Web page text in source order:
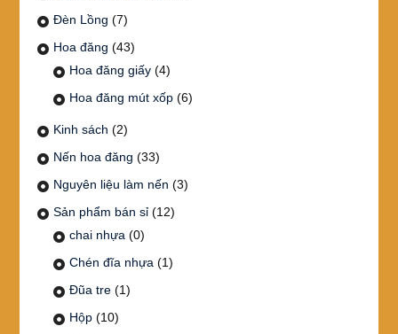
Đèn Lồng (7)
Hoa đăng (43)
Hoa đăng giấy (4)
Hoa đăng mút xốp (6)
Kinh sách (2)
Nến hoa đăng (33)
Nguyên liệu làm nến (3)
Sản phẩm bán sỉ (12)
chai nhựa (0)
Chén đĩa nhựa (1)
Đũa tre (1)
Hộp (10)